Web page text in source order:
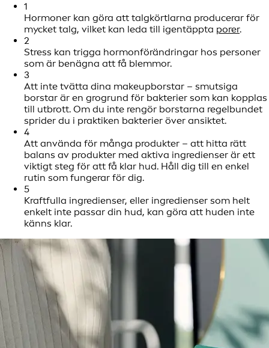
1
Hormoner kan göra att talgkörtlarna producerar för
mycket talg, vilket kan leda till igentäppta porer.
2
Stress kan trigga hormonförändringar hos personer
som är benägna att få blemmor.
3
Att inte tvätta dina makeupborstar – smutsiga
borstar är en grogrund för bakterier som kan kopplas
till utbrott. Om du inte rengör borstarna regelbundet
sprider du i praktiken bakterier över ansiktet.
4
Att använda för många produkter – att hitta rätt
balans av produkter med aktiva ingredienser är ett
viktigt steg för att få klar hud. Håll dig till en enkel
rutin som fungerar för dig.
5
Kraftfulla ingredienser, eller ingredienser som helt
enkelt inte passar din hud, kan göra att huden inte
känns klar.